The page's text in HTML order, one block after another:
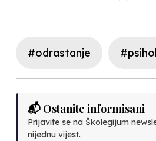
#odrastanje
📬 Ostanite informisani
Prijavite se na Školegijum
nijednu vijest.